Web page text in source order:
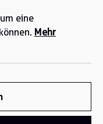
eine
Mehr